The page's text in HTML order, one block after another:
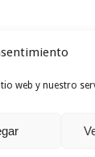
web y nuestro